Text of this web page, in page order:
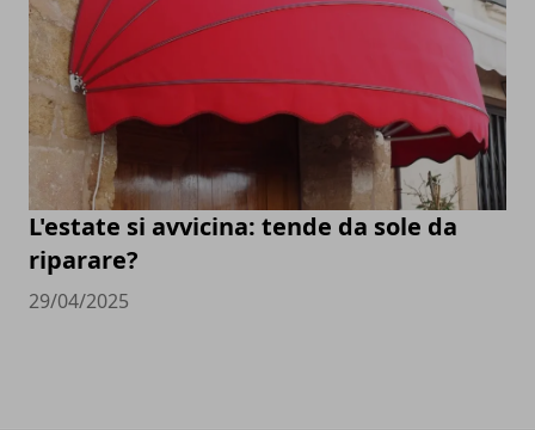
L'estate si avvicina: tende da sole da
riparare?
29/04/2025